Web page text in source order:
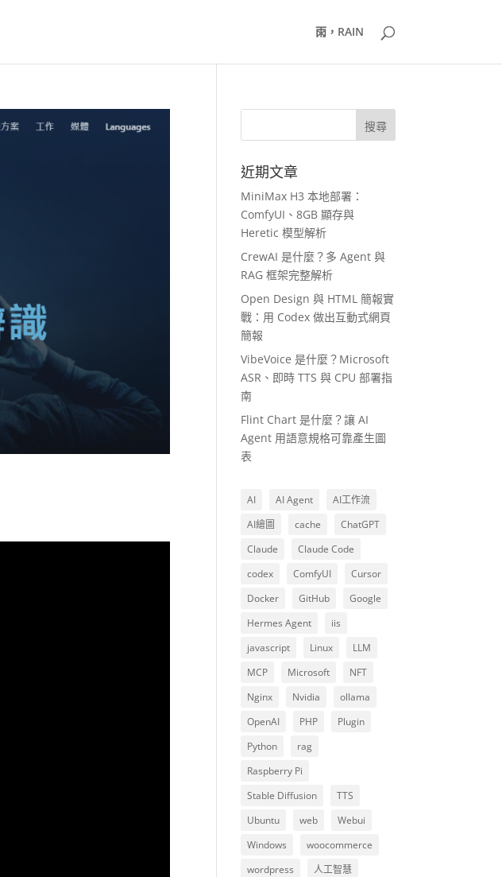
雨，RAIN
近期文章
MiniMax H3 本地部署：
ComfyUI、8GB 顯存與
Heretic 模型解析
CrewAI 是什麼？多 Agent 與
RAG 框架完整解析
Open Design 與 HTML 簡報實
戰：用 Codex 做出互動式網頁
簡報
VibeVoice 是什麼？Microsoft
ASR、即時 TTS 與 CPU 部署指
南
Flint Chart 是什麼？讓 AI
Agent 用語意規格可靠產生圖
表
AI AI Agent
AI工作流
AI繪圖
cache
ChatGPT
Claude
Claude Code
codex
ComfyUI
Cursor
Docker
GitHub
Google
Hermes Agent
iis
javascript
Linux
LLM
MCP
Microsoft
NFT
Nginx
Nvidia
ollama
OpenAI
PHP
Plugin
Python
rag
Raspberry Pi
Stable Diffusion
TTS
Ubuntu
web
Webui
Windows
woocommerce
wordpress
人工智慧